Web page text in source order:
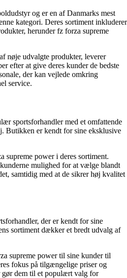
og er en af Danmarks mest
kategori. Deres sortiment inkluderer
herunder fz forza supreme
nøje udvalgte produkter, leverer
efter at give deres kunder de bedste
der kan vejlede omkring
service.
sportsforhandler med et omfattende
Butikken er kendt for sine eksklusive
supreme power i deres sortiment.
mulighed for at vælge blandt
samtidig med at de sikrer høj kvalitet
der er kendt for sine
sortiment dækker et bredt udvalg af
supreme power til sine kunder til
fokus på tilgængelige priser og
dem til et populært valg for